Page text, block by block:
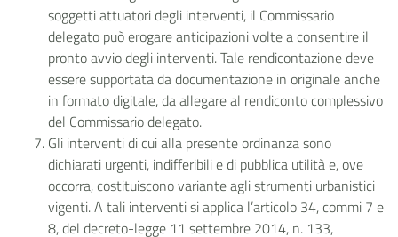
soggetti attuatori degli interventi, il Commissario
delegato può erogare anticipazioni volte a consentire il
pronto avvio degli interventi. Tale rendicontazione deve
essere supportata da documentazione in originale anche
in formato digitale, da allegare al rendiconto complessivo
del Commissario delegato.
Gli interventi di cui alla presente ordinanza sono
dichiarati urgenti, indifferibili e di pubblica utilità e, ove
occorra, costituiscono variante agli strumenti urbanistici
vigenti. A tali interventi si applica l’articolo 34, commi 7 e
8, del decreto-legge 11 settembre 2014, n. 133,